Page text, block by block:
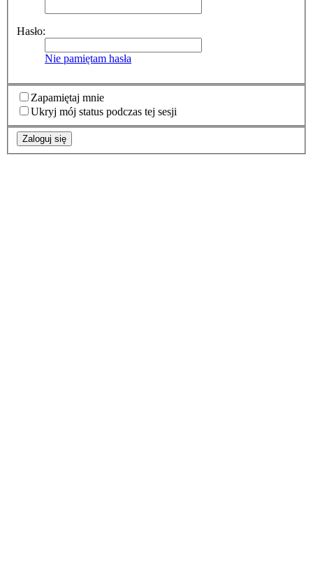
Hasło:
Nie pamiętam hasła
Zapamiętaj mnie
Ukryj mój status podczas tej sesji